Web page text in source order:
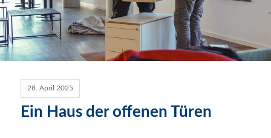
28. April 2025
Ein Haus der offenen Türen